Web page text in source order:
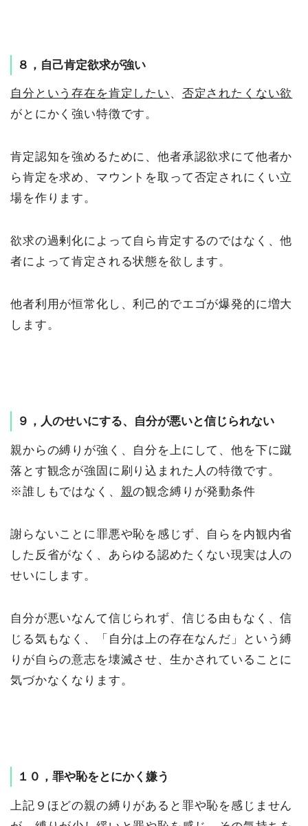
８，自己肯定欲求が強い
自分という存在を肯定したい 、 否定されたくない欲
がとにかく強い特徴です。
肯定認知を強めるために、他者承認欲求にて他者か
ら肯定を求め、マウントを取って否定されにくい立
場を作ります。
欲求の過剰化によって自ら肯定するのではなく、他
者によって肯定される状態を欲します。
他者利用が恒常化し、利己的でエゴが爆発的に増大
します。
９，人のせいにする、自分が悪いと信じられない
親からの縛りが強く、自分を上にして、他を下に蹴
落とす観念が強固に刷り込まれた人の特徴です。
※誰しもではなく、 親の観念縛りが発動条件
謝らないことに罪悪や恥を感じず、自らを内観内省
した反省がなく、あらゆる認めたくない現実は人の
せいにします。
自分が悪いなんて信じられず、信じる由もなく、信
じる気もなく、「自分は上の存在なんだ」という縛
りが自らの意志を壊滅させ、生かされていることに
気づかなくなります。
１０，罪や恥をとにかく嫌う
上記９ほどの親の縛りがあると罪や恥を感じません